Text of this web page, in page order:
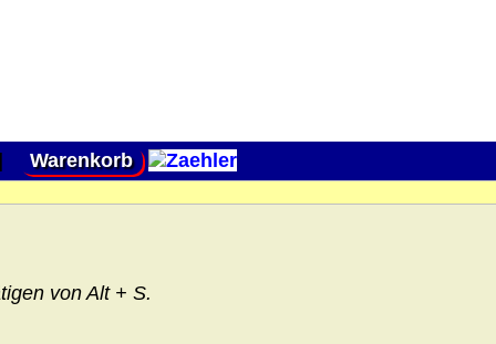
Warenkorb
von Alt + S.